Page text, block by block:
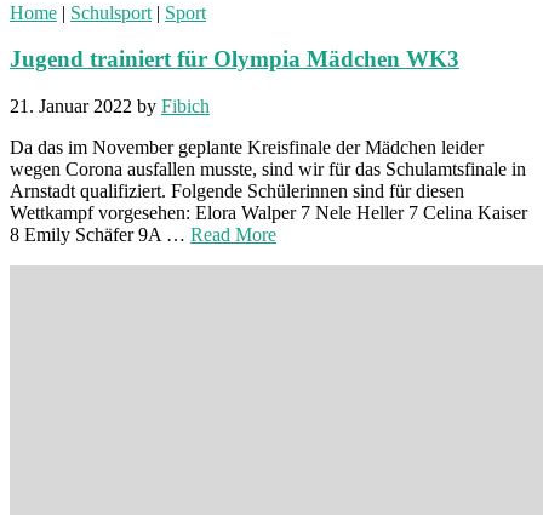
Home | Schulsport | Sport
Jugend trainiert für Olympia Mädchen WK3
21. Januar 2022 by Fibich
Da das im November geplante Kreisfinale der Mädchen leider
wegen Corona ausfallen musste, sind wir für das Schulamtsfinale in
Arnstadt qualifiziert. Folgende Schülerinnen sind für diesen
Wettkampf vorgesehen: Elora Walper 7 Nele Heller 7 Celina Kaiser
8 Emily Schäfer 9A … Read More